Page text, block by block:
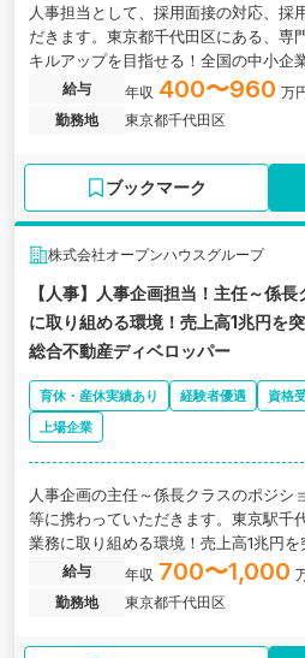
人事担当として、採用面接の対応、採
だきます。東京都千代田区にある、専
キルアップを目指せる！全国の中小企
し、新たな事業を拡大している東証プ
給与 年収 400〜960 万
勤務地
東京都千代田区
ブックマーク
株式会社オープンハウスグループ
【人事】人事企画担当！主任～係
に取り組める環境！売上高1兆円を
総合不動産ディベロッパー
育休・産休実績あり 経験者優遇 資格
上場企業
人事企画の主任～係長クラスのポジシ
等に携わっていただきます。東京駅千
業務に取り組める環境！売上高1兆円
総合不動産ディベロッパーの求人です
給与 年収 700〜1,000
勤務地
東京都千代田区